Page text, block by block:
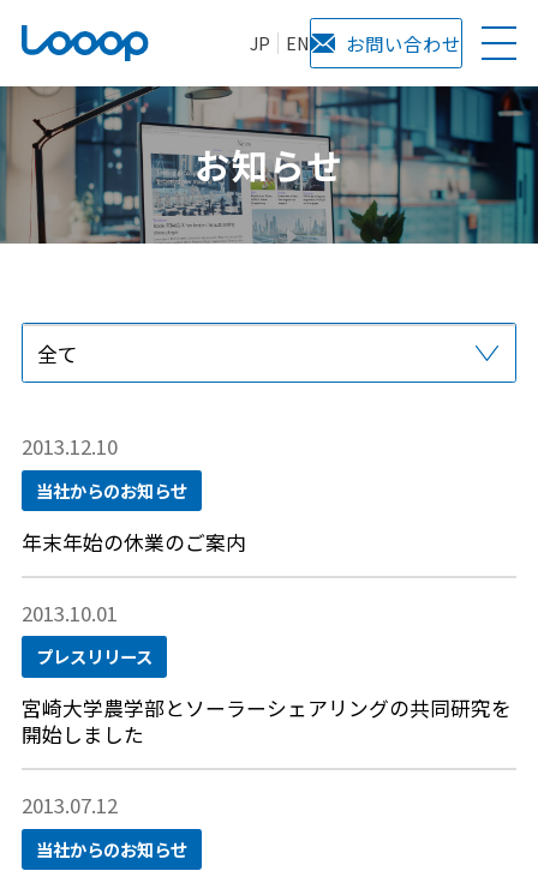
JP EN お問い合わせ
お知らせ
全て
2013.12.10
当社からのお知らせ
年末年始の休業のご案内
2013.10.01
プレスリリース
宮崎大学農学部とソーラーシェアリングの共同研究を
開始しました
2013.07.12
当社からのお知らせ